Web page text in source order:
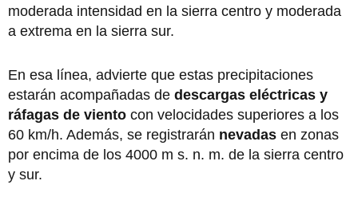
moderada intensidad en la sierra centro y moderada
a extrema en la sierra sur.
En esa línea, advierte que estas precipitaciones
estarán acompañadas de descargas eléctricas y
ráfagas de viento con velocidades superiores a los
60 km/h. Además, se registrarán nevadas en zonas
por encima de los 4000 m s. n. m. de la sierra centro
y sur.